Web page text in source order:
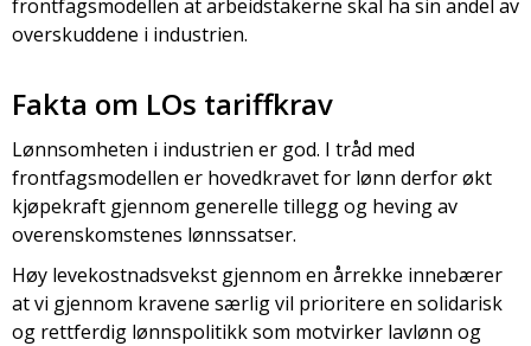
frontfagsmodellen at arbeidstakerne skal ha sin andel av
overskuddene i industrien.
Fakta om LOs tariffkrav
Lønnsomheten i industrien er god. I tråd med
frontfagsmodellen er hovedkravet for lønn derfor økt
kjøpekraft gjennom generelle tillegg og heving av
overenskomstenes lønnssatser.
Høy levekostnadsvekst gjennom en årrekke innebærer
at vi gjennom kravene særlig vil prioritere en solidarisk
og rettferdig lønnspolitikk som motvirker lavlønn og